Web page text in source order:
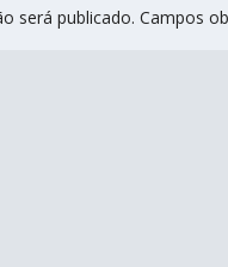
será publicado. Campos